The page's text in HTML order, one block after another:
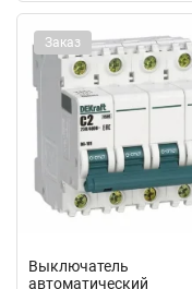
Заказ
Выключатель
автоматический